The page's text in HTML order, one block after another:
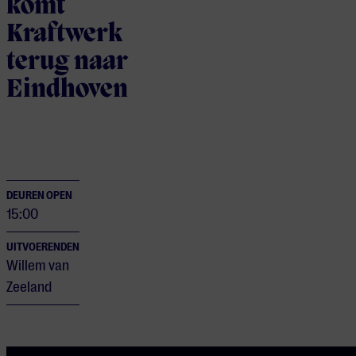
komt
Kraftwerk
terug naar
Eindhoven
DEUREN OPEN
15:00
UITVOERENDEN
Willem van
Zeeland